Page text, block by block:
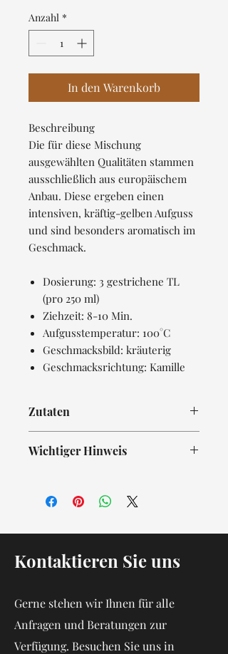
pro
100
Gramm
Anzahl *
In den Warenkorb
Beschreibung
Die für diese Mischung
ausgewählten Qualitäten stammen
ausschließlich aus europäischem
Anbau. Diese ergeben einen
intensiven, kräftig-gelben Aufguss
und sind besonders aromatisch im
Geschmack.
Dosierung: 3 gestrichene TL
(pro 250 ml)
Ziehzeit: 8-10 Min.
Aufgusstemperatur: 100°C
Geschmacksbild: kräuterig
Geschmacksrichtung: Kamille
Zutaten
Wichtiger Hinweis
immer mit sprudelnd kochendem
Wasser aufgießen und mindestens 5
Sie ein sicheres Lebensmittel.
Kontaktieren Sie uns
Gerne stehen wir Ihnen für alle
Anfragen und Beratungen zur
Verfügung. Besuchen Sie uns in